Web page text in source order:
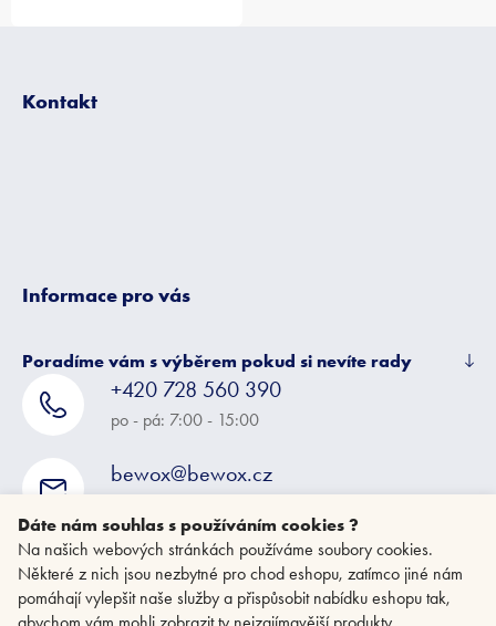
Dáte nám souhlas s používáním cookies ?
Na našich webových stránkách používáme soubory cookies.
Některé z nich jsou nezbytné pro chod eshopu, zatímco jiné nám
pomáhají vylepšit naše služby a přispůsobit nabídku eshopu tak,
Kontakt
Informace pro vás
Poradíme vám s výběrem pokud si nevíte rady
+420 728 560 390
po - pá: 7:00 - 15:00
bewox@bewox.cz